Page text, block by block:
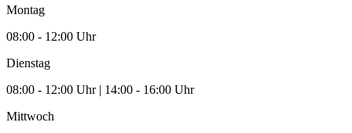
Montag
08:00 - 12:00 Uhr
Dienstag
08:00 - 12:00 Uhr | 14:00 - 16:00 Uhr
Mittwoch